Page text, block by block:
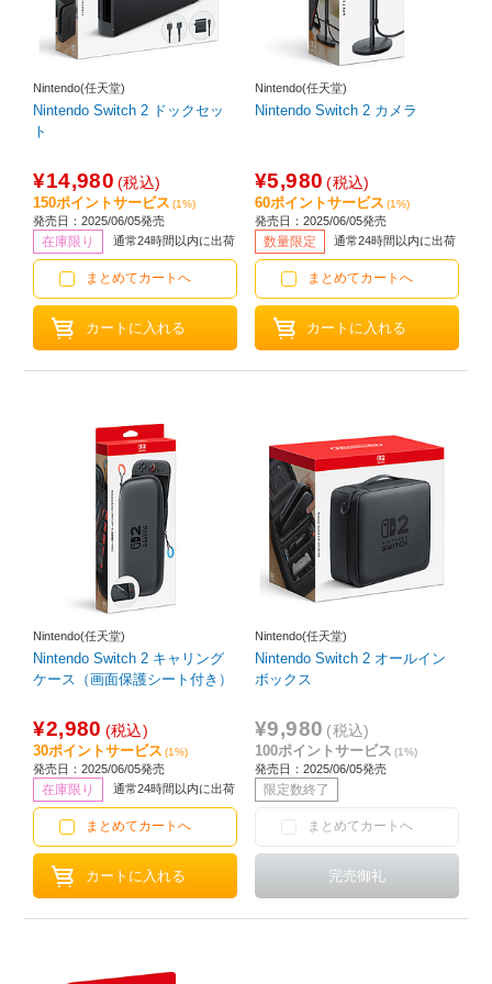
Nintendo(任天堂)
Nintendo Switch 2 ドックセッ
ト
¥14,980 (税込)
150ポイントサービス (1%)
発売日：2025/06/05発売
在庫限り 通常24時間以内に出荷
まとめてカートへ
Nintendo(任天堂)
Nintendo Switch 2 カメラ
¥5,980 (税込)
60ポイントサービス (1%)
発売日：2025/06/05発売
数量限定 通常24時間以内に出荷
まとめてカートへ
Nintendo(任天堂)
Nintendo Switch 2 キャリング
ケース（画面保護シート付き）
¥2,980 (税込)
30ポイントサービス (1%)
発売日：2025/06/05発売
在庫限り 通常24時間以内に出荷
まとめてカートへ
Nintendo(任天堂)
Nintendo Switch 2 オールイン
ボックス
¥9,980 (税込)
100ポイントサービス (1%)
発売日：2025/06/05発売
限定数終了
まとめてカートへ